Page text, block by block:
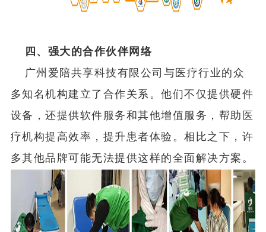
四、强大的合作伙伴网络
广州爱陪共享科技有限公司与医疗行业的众
多知名机构建立了合作关系。他们不仅提供硬件
设备，还提供软件服务和其他增值服务，帮助医
疗机构提高效率，提升患者体验。相比之下，许
多其他品牌可能无法提供这样的全面解决方案。